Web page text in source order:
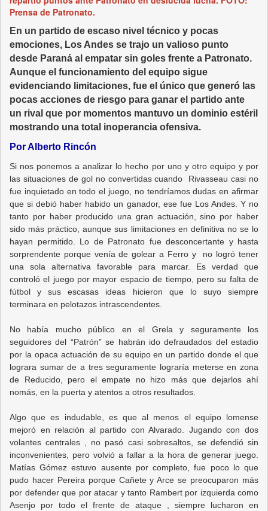
Prensa de Patronato.
En un partido de escaso nivel técnico y pocas
emociones, Los Andes se trajo un valioso punto
desde Paraná al empatar sin goles frente a Patronato.
Aunque el funcionamiento del equipo sigue
evidenciando limitaciones, fue el único que generó las
pocas acciones de riesgo para ganar el partido ante
un rival que por momentos mantuvo un dominio estéril
mostrando una total inoperancia ofensiva.
Por Alberto Rincón
Si nos ponemos a analizar lo hecho por uno y otro equipo y por
las situaciones de gol no convertidas cuando Rivasseau casi no
fue inquietado en todo el juego, no tendríamos dudas en afirmar
que si debió haber habido un ganador, ese fue Los Andes. Y no
tanto por haber producido una gran actuación, sino por haber
sido más práctico, aunque sus limitaciones en definitiva no se lo
hayan permitido. Lo de Patronato fue desconcertante y hasta
sorprendente porque venía de golear a Ferro y no logró tener
una sola alternativa favorable para marcar. Es verdad que
controló el juego por mayor espacio de tiempo, pero su falta de
fútbol y sus escasas ideas hicieron que lo suyo siempre
terminara en pelotazos intrascendentes.
No había mucho público en el Grela y seguramente los
seguidores del “Patrón” se habrán ido defraudados del estadio
por la opaca actuación de su equipo en un partido donde el que
lograra sumar de a tres seguramente lograría meterse en zona
de Reducido, pero el empate no hizo más que dejarlos ahí
nomás, en la puerta y atentos a otros resultados.
Algo que es indudable, es que al menos el equipo lomense
mejoró en relación al partido con Alvarado. Jugando con dos
volantes centrales , no pasó casi sobresaltos, se defendió sin
inconvenientes, pero volvió a fallar a la hora de generar juego.
Matías Gómez estuvo ausente por completo, fue poco lo que
pudo hacer Pereira porque Cañete y Arce se preocuparon más
por defender que por atacar y tanto Rambert por izquierda como
Asenjo por todo el frente de ataque , siempre lucharon en